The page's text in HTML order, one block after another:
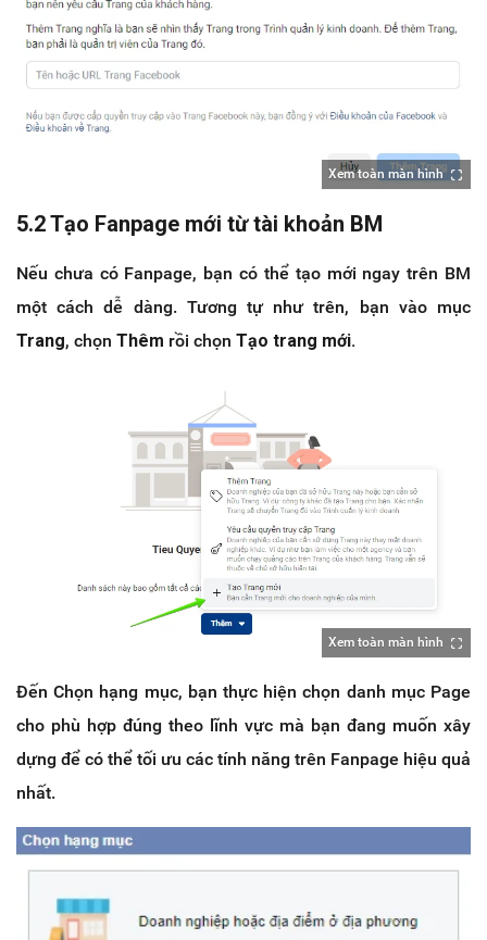
Xem toàn màn hình
5.2 Tạo Fanpage mới từ tài khoản BM
Nếu chưa có Fanpage, bạn có thể tạo mới ngay trên BM
một cách dễ dàng. Tương tự như trên, bạn vào mục
Trang, chọn Thêm rồi chọn Tạo trang mới.
Xem toàn màn hình
Đến Chọn hạng mục, bạn thực hiện chọn danh mục Page
cho phù hợp đúng theo lĩnh vực mà bạn đang muốn xây
dựng để có thể tối ưu các tính năng trên Fanpage hiệu quả
nhất.